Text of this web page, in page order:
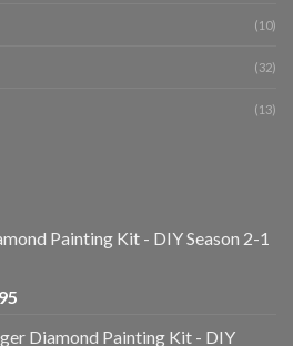
(10)
(32)
(13)
Painting Kit - DIY Season 2-1
Diamond Painting Kit - DIY